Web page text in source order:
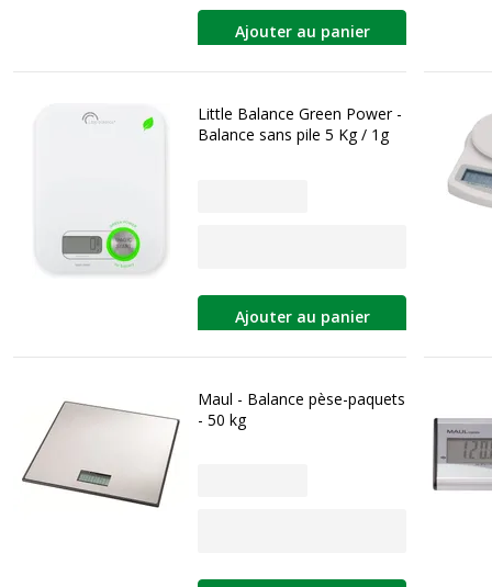
Ajouter au panier
Little Balance Green Power -
Balance sans pile 5 Kg / 1g
Ajouter au panier
Maul - Balance pèse-paquets
- 50 kg